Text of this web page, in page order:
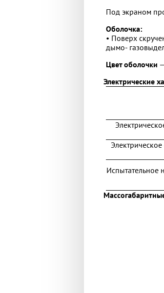
Под экраном
Оболочка:
• Поверх
дымо-
Цвет оболочки
Электрические
Испытательное